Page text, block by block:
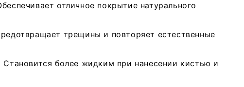
отличное покрытие натурального
трещины и повторяет естественные
Становится более жидким при нанесении кистью и